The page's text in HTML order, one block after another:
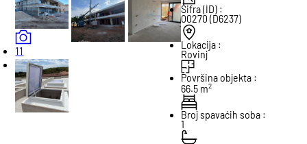
11
Šifra (ID) :
00270 (D6237)
Lokacija :
Rovinj
Površina objekta :
66.5 m2
Broj spavaćih soba :
1